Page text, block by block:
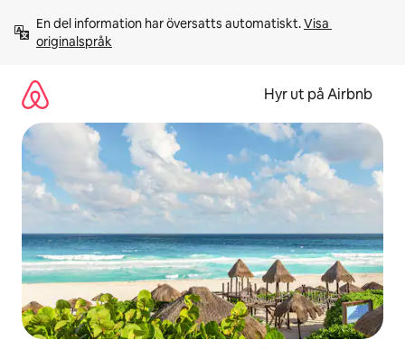
innehåll
En del information har översatts automatiskt. Visa
originalspråk
Hyr ut på Airbnb